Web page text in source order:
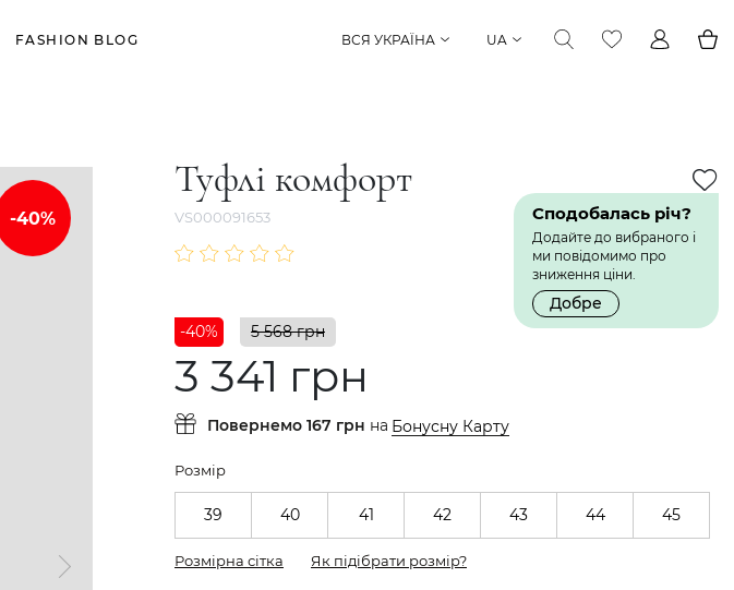
FASHION BLOG ВСЯ УКРАЇНА UA
Туфлі комфорт
VS000091653 Сподобалась річ?
Додайте до вибраного і
ми повідомимо про
зниження ціни.
Добре
-40%
5 568 грн
3 341 грн
Повернемо 167 грн на Бонусну Карту
Розмір
39 40 41 42 43 44 45
Розмірна сітка Як підібрати розмір?